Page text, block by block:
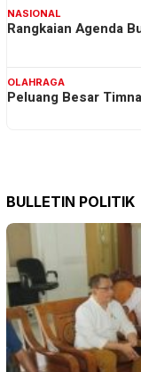
NASIONAL
Rangkaian Agenda
OLAHRAGA
Peluang Besar
BULLETIN POLITIK